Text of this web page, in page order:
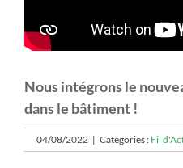
Nous intégrons le
dans le bâtiment !
04/08/2022 | Catégories : Fil